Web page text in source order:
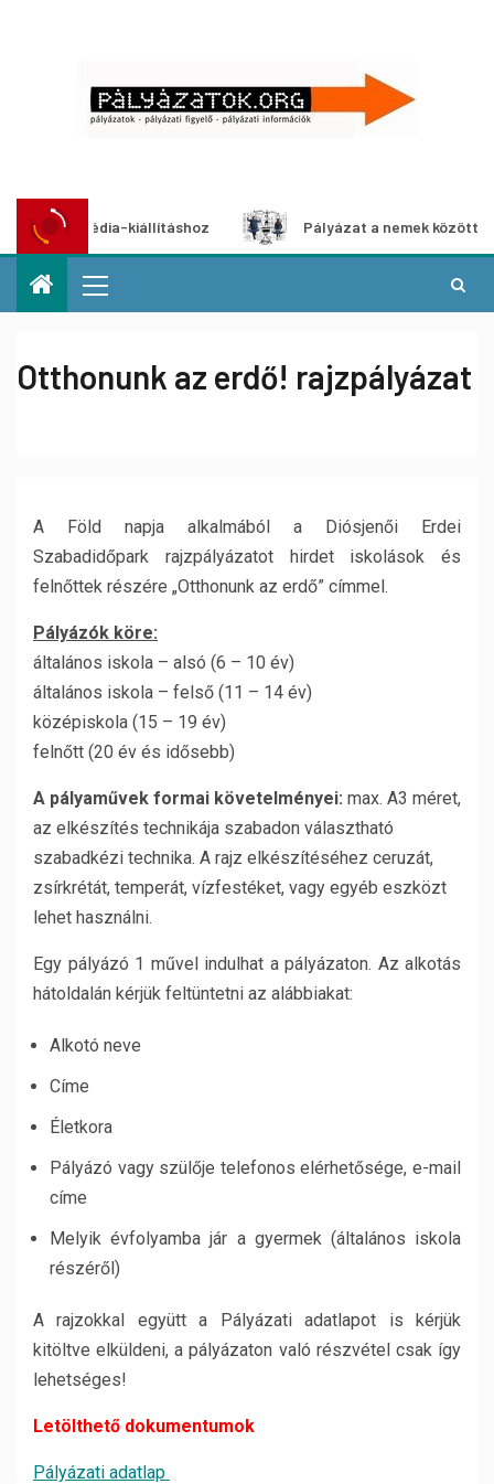
kiállításhoz Pályázat a nemek közötti
Otthonunk az erdő! rajzpályázat
A Föld napja alkalmából a Diósjenői Erdei
Szabadidőpark rajzpályázatot hirdet iskolások és
felnőttek részére „Otthonunk az erdő” címmel.
Pályázók köre:
általános iskola – alsó (6 – 10 év)
általános iskola – felső (11 – 14 év)
középiskola (15 – 19 év)
felnőtt (20 év és idősebb)
A pályaművek formai követelményei: max. A3 méret,
az elkészítés technikája szabadon választható
szabadkézi technika. A rajz elkészítéséhez ceruzát,
zsírkrétát, temperát, vízfestéket, vagy egyéb eszközt
lehet használni.
Egy pályázó 1 művel indulhat a pályázaton. Az alkotás
hátoldalán kérjük feltüntetni az alábbiakat:
Alkotó neve
Címe
Életkora
Pályázó vagy szülője telefonos elérhetősége, e-mail
címe
Melyik évfolyamba jár a gyermek (általános iskola
részéről)
A rajzokkal együtt a Pályázati adatlapot is kérjük
kitöltve elküldeni, a pályázaton való részvétel csak így
lehetséges!
Letölthető dokumentumok
Pályázati adatlap